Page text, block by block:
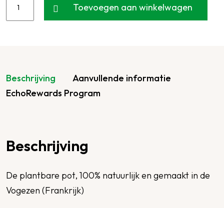
Toevoegen aan winkelwagen
Beschrijving
Aanvullende informatie
EchoRewards Program
Beschrijving
De plantbare pot, 100% natuurlijk en gemaakt in de
Vogezen (Frankrijk)